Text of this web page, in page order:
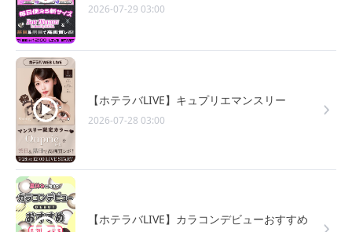
2026-07-29 03:00
【ホテラバLIVE】キュプリエマンスリー
2026-07-28 03:00
【ホテラバLIVE】カラコンデビューおすすめ